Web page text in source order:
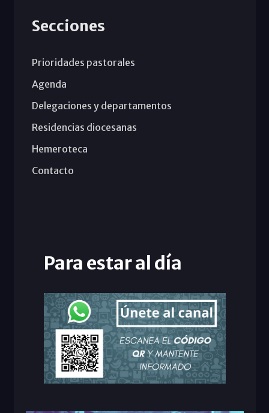
Secciones
Prioridades pastorales
Agenda
Delegaciones y departamentos
Residencias diocesanas
Hemeroteca
Contacto
Para estar al día